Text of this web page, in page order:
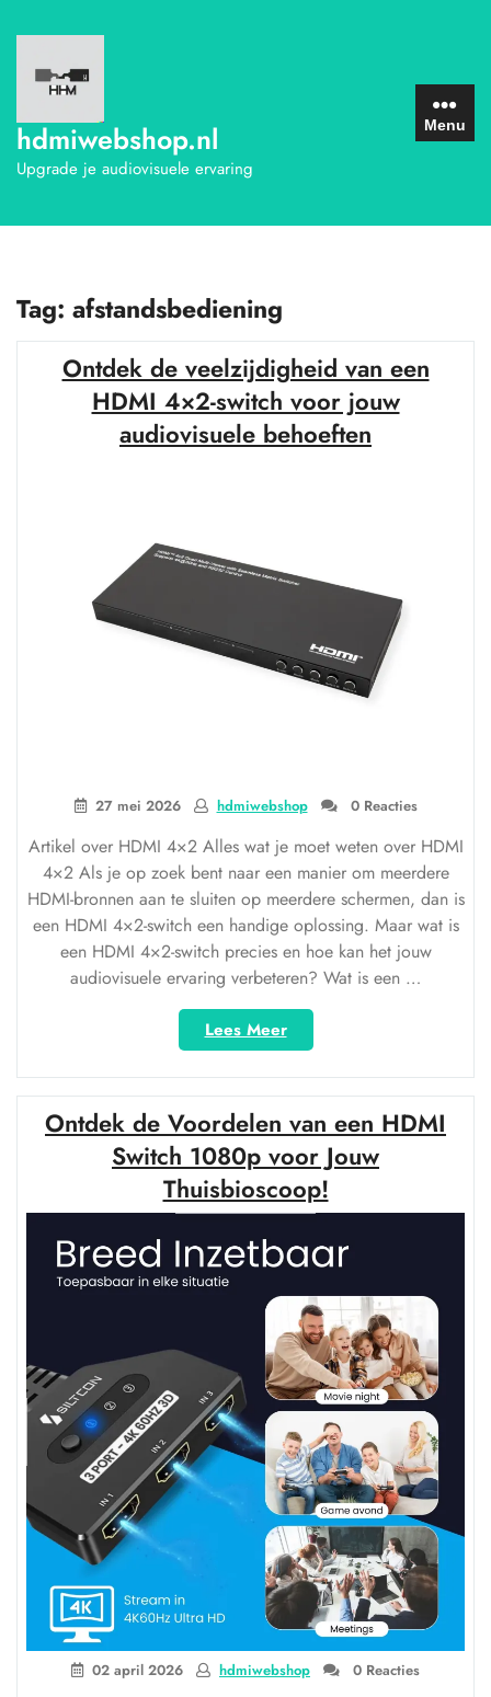
naar
inhoud
hdmiwebshop.nl
Upgrade je audiovisuele ervaring
Menu
Tag: afstandsbediening
Ontdek de veelzijdigheid van een
HDMI 4×2-switch voor jouw
audiovisuele behoeften
27 mei 2026 hdmiwebshop 0 Reacties
Artikel over HDMI 4×2 Alles wat je moet weten over HDMI
4×2 Als je op zoek bent naar een manier om meerdere
HDMI-bronnen aan te sluiten op meerdere schermen, dan is
een HDMI 4×2-switch een handige oplossing. Maar wat is
een HDMI 4×2-switch precies en hoe kan het jouw
audiovisuele ervaring verbeteren? Wat is een …
Lees Meer“Ontdek
de
veelzijdigheid
van
een
HDMI
4×2-
switch
voor
jouw
audiovisuele
behoeften”
Ontdek de Voordelen van een HDMI
Switch 1080p voor Jouw
Thuisbioscoop!
02 april 2026 hdmiwebshop 0 Reacties